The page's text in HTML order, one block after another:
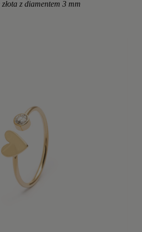
z diamentem 3 mm